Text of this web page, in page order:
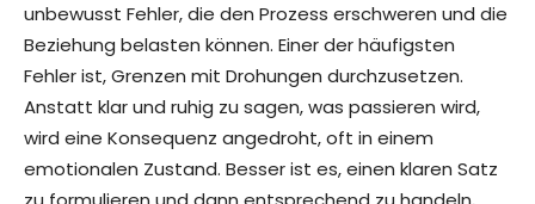
unbewusst Fehler, die den Prozess erschweren und die
Beziehung belasten können. Einer der häufigsten
Fehler ist, Grenzen mit Drohungen durchzusetzen.
Anstatt klar und ruhig zu sagen, was passieren wird,
wird eine Konsequenz angedroht, oft in einem
emotionalen Zustand. Besser ist es, einen klaren Satz